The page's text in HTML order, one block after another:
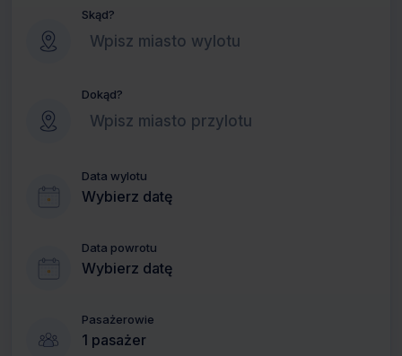
Skąd?
Dokąd?
Data wylotu
Wybierz datę
Data powrotu
Wybierz datę
Pasażerowie
1 pasażer